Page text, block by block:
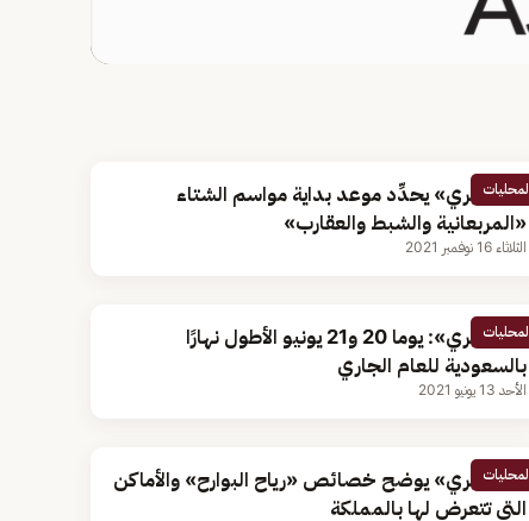
المحليات
«الصخري» يحدِّد موعد بداية مواسم الشتاء
«المربعانية والشبط والعقارب»
الثلاثاء 16 نوفمبر 2021
المحليات
«الصخري»: يوما 20 و21 يونيو الأطول نهارًا
بالسعودية للعام الجاري
الأحد 13 يونيو 2021
المحليات
«الصخري» يوضح خصائص «رياح البوارح» والأماكن
التي تتعرض لها بالمملكة